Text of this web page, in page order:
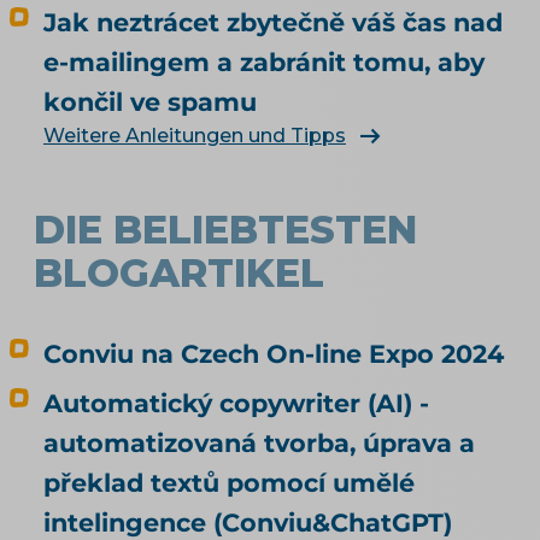
jiného, než měl? Jak vás má umělá inteligence
vůbec najít a doporučit, řeší téma SEO a UX pro
e-shop. Čím konkrétně naplnit produktová
data, rozebírá téma produktové feedy a
napojení e-shopu.
Jak neztrácet zbytečně váš čas nad
e-mailingem a zabránit tomu, aby
končil ve spamu
Weitere Anleitungen und Tipps
DIE BELIEBTESTEN
BLOGARTIKEL
Conviu na Czech On-line Expo 2024
Automatický copywriter (AI) -
automatizovaná tvorba, úprava a
překlad textů pomocí umělé
intelingence (Conviu&ChatGPT)